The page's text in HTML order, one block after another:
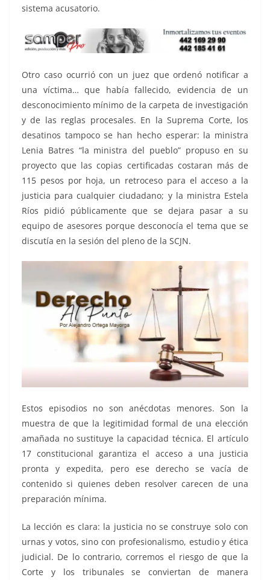
sistema acusatorio.
Otro caso ocurrió con un juez que ordenó notificar a
una víctima… que había fallecido, evidencia de un
desconocimiento mínimo de la carpeta de investigación
y de las reglas procesales. En la Suprema Corte, los
desatinos tampoco se han hecho esperar: la ministra
Lenia Batres “la ministra del pueblo” propuso en su
proyecto que las copias certificadas costaran más de
115 pesos por hoja, un retroceso para el acceso a la
justicia para cualquier ciudadano; y la ministra Estela
Ríos pidió públicamente que se dejara pasar a su
equipo de asesores porque desconocía el tema que se
discutía en la sesión del pleno de la SCJN.
Estos episodios no son anécdotas menores. Son la
muestra de que la legitimidad formal de una elección
amañada no sustituye la capacidad técnica. El artículo
17 constitucional garantiza el acceso a una justicia
pronta y expedita, pero ese derecho se vacía de
contenido si quienes deben resolver carecen de una
preparación mínima.
La lección es clara: la justicia no se construye solo con
urnas y votos, sino con profesionalismo, estudio y ética
judicial. De lo contrario, corremos el riesgo de que la
Corte y los tribunales se conviertan de manera